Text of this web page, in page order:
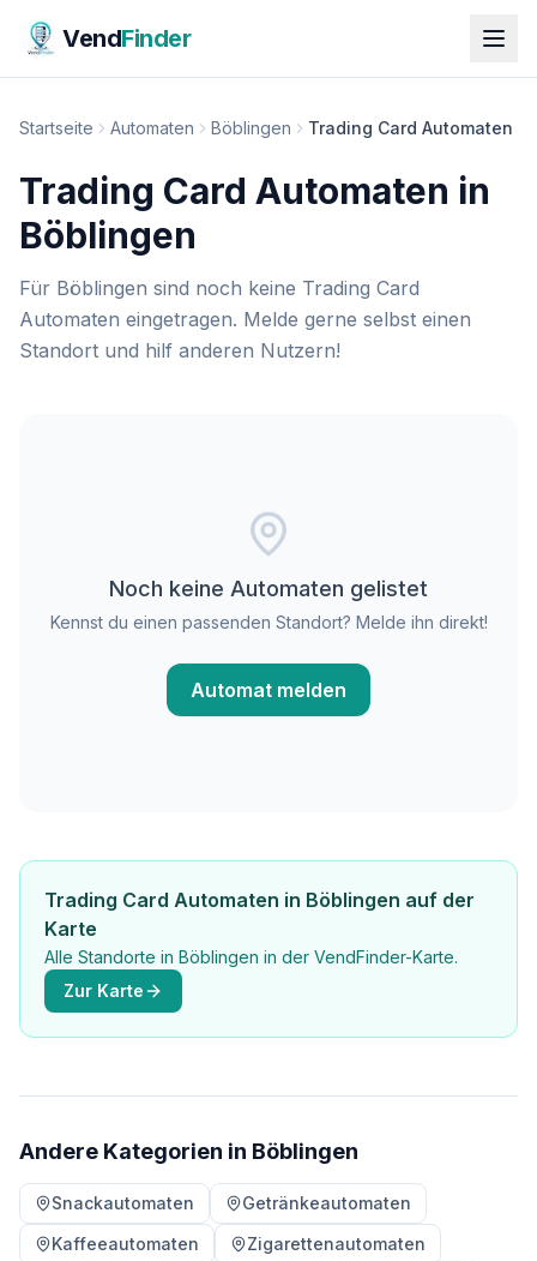
VendFinder
Startseite Automaten Böblingen Trading Card Automaten
Trading Card Automaten in
Böblingen
Für Böblingen sind noch keine Trading Card
Automaten eingetragen. Melde gerne selbst einen
Standort und hilf anderen Nutzern!
Noch keine Automaten gelistet
Kennst du einen passenden Standort? Melde ihn direkt!
Automat melden
Trading Card Automaten in Böblingen auf der
Karte
Alle Standorte in Böblingen in der VendFinder-Karte.
Zur Karte
Andere Kategorien in Böblingen
Snackautomaten
Getränkeautomaten
Kaffeeautomaten
Zigarettenautomaten